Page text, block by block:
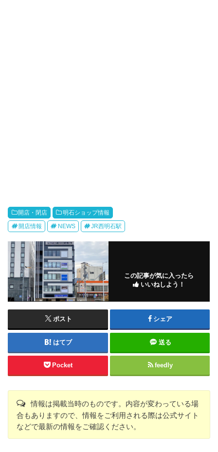
開店・閉店 明石ショップ情報
開店情報 NEWS JR西明石駅
この記事が気に入ったら
いいねしよう！
ポスト シェア
はてブ 送る
Pocket feedly
情報は掲載当時のものです。内容が変わっている場
合もありますので、情報をご利用される際は公式サイト
などで最新の情報をご確認ください。